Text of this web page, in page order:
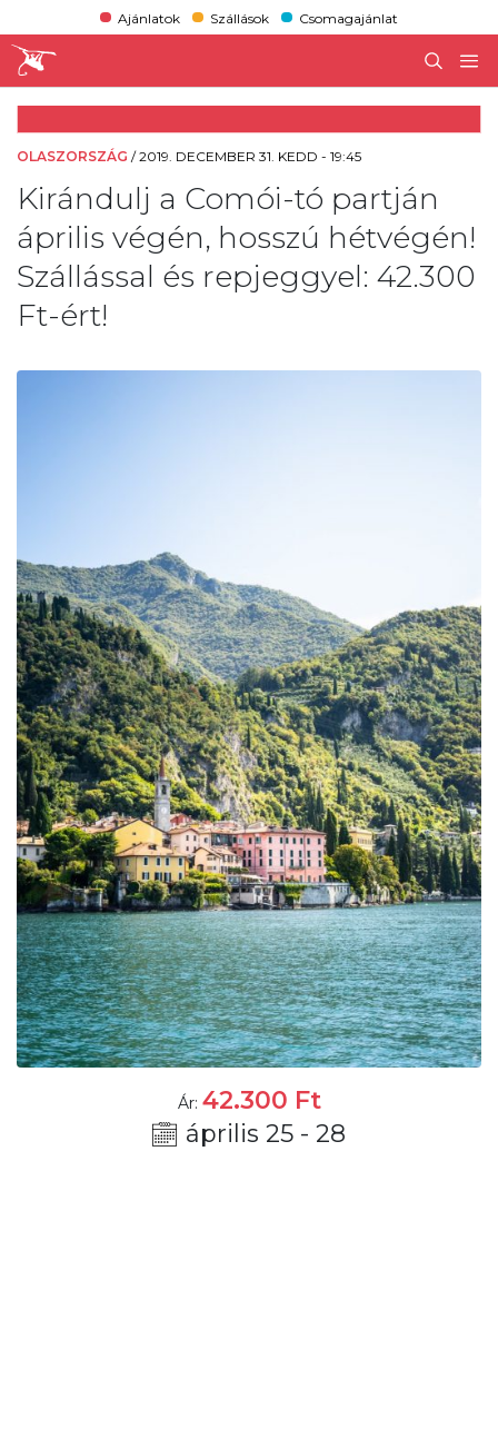
Ajánlatok Szállások Csomagajánlat
OLASZORSZÁG /2019. DECEMBER 31. KEDD - 19:45
Kirándulj a Comói-tó partján
április végén, hosszú hétvégén!
Szállással és repjeggyel: 42.300
Ft-ért!
Ár: 42.300 Ft
április 25 - 28